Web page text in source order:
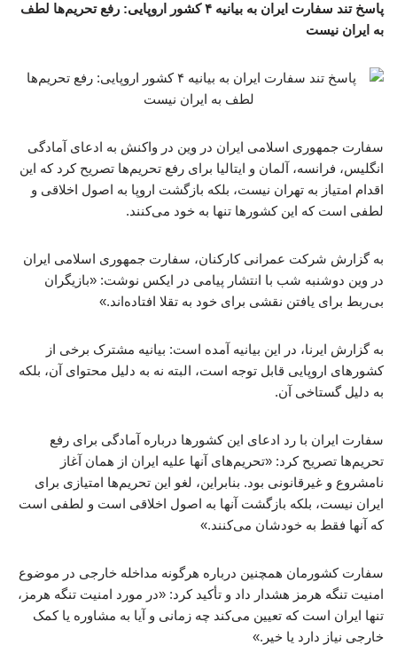
پاسخ تند سفارت ایران به بیانیه ۴ کشور اروپایی: رفع تحریم‌ها لطف
به ایران نیست
سفارت جمهوری اسلامی ایران در وین در واکنش به ادعای آمادگی
انگلیس، فرانسه، آلمان و ایتالیا برای رفع تحریم‌ها تصریح کرد که این
اقدام امتیاز به تهران نیست، بلکه بازگشت اروپا به اصول اخلاقی و
لطفی است که این کشورها تنها به خود می‌کنند.
به گزارش شرکت عمرانی کارکنان، سفارت جمهوری اسلامی ایران
در وین دوشنبه شب با انتشار پیامی در ایکس نوشت: «بازیگران
بی‌ربط برای یافتن نقشی برای خود به تقلا افتاده‌اند.»
به گزارش ایرنا، در این بیانیه آمده است: بیانیه مشترک برخی از
کشورهای اروپایی قابل توجه است، البته نه به دلیل محتوای آن، بلکه
به دلیل گستاخی آن.
سفارت ایران با رد ادعای این کشورها درباره آمادگی برای رفع
تحریم‌ها تصریح کرد: «تحریم‌های آنها علیه ایران از همان آغاز
نامشروع و غیرقانونی بود. بنابراین، لغو این تحریم‌ها امتیازی برای
ایران نیست، بلکه بازگشت آنها به اصول اخلاقی است و لطفی است
که آنها فقط به خودشان می‌کنند.»
سفارت کشورمان همچنین درباره هرگونه مداخله خارجی در موضوع
امنیت تنگه هرمز هشدار داد و تأکید کرد: «در مورد امنیت تنگه هرمز،
تنها ایران است که تعیین می‌کند چه زمانی و آیا به مشاوره یا کمک
خارجی نیاز دارد یا خیر.»